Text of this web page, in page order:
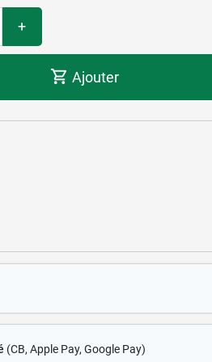
+
Ajouter
(CB, Apple Pay, Google Pay)